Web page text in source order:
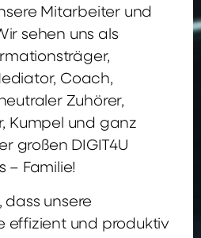
Mitarbeiter und
sehen uns als
Coach,
Zuhörer,
Kumpel und ganz
großen DIGIT4U
– Familie!
dass unsere
effizient und produktiv